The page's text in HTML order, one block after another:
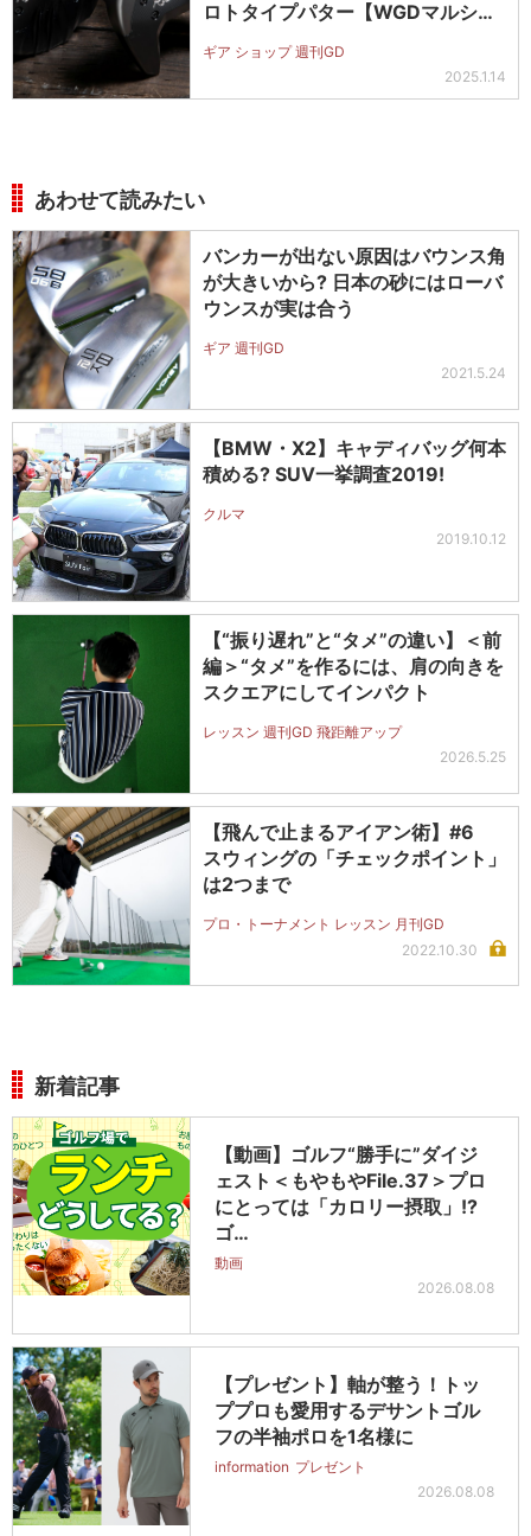
ロトタイプパター【WGDマルシ
ギア ショップ 週刊GD
2025.1.14
あわせて読みたい
バンカーが出ない原因はバウンス角
が大きいから? 日本の砂にはローバ
ウンスが実は合う
ギア 週刊GD
2021.5.24
【BMW・X2】キャディバッグ何本
積める? SUV一挙調査2019!
クルマ
2019.10.12
【“振り遅れ”と“タメ”の違い】＜前
編＞“タメ”を作るには、肩の向きを
スクエアにしてインパクト
レッスン 週刊GD 飛距離アップ
2026.5.25
【飛んで止まるアイアン術】#6
スウィングの「チェックポイント」
は2つまで
プロ・トーナメント レッスン 月刊GD
2022.10.30
新着記事
【動画】ゴルフ“勝手に”ダイジ
ェスト＜もやもやFile.37＞プロ
にとっては「カロリー摂取」!?
ゴ…
動画
2026.08.08
【プレゼント】軸が整う！トッ
ププロも愛用するデサントゴル
フの半袖ポロを1名様に
information プレゼント
2026.08.08